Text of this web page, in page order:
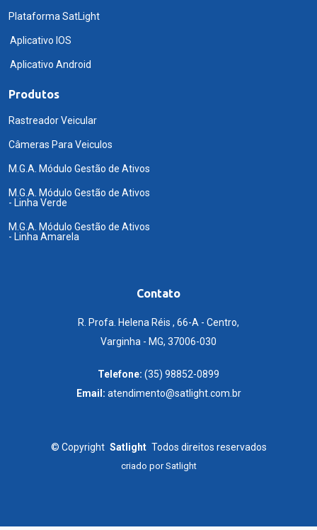
Plataforma SatLight
Aplicativo IOS
Aplicativo Android
Produtos
Rastreador Veicular
Câmeras Para Veiculos
M.G.A. Módulo Gestão de Ativos
M.G.A. Módulo Gestão de Ativos
- Linha Verde
M.G.A. Módulo Gestão de Ativos
- Linha Amarela
Contato
R. Profa. Helena Réis , 66-A - Centro,
Varginha - MG, 37006-030
Telefone: (35) 98852-0899
Email: atendimento@satlight.com.br
© Copyright Satlight Todos direitos reservados
criado porSatlight